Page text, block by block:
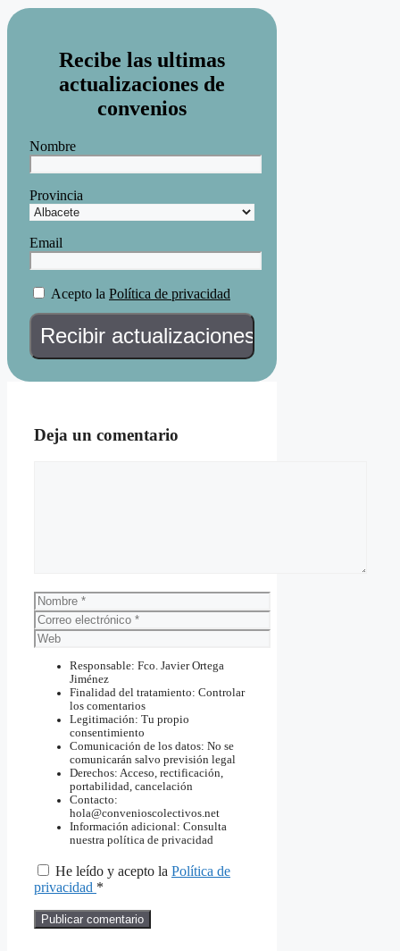
Recibe las ultimas
actualizaciones de
convenios
Nombre
Provincia
Email
Acepto la Política de privacidad
Deja un comentario
Nombre
Correo
electrónico
Web
Responsable: Fco. Javier Ortega
Jiménez
Finalidad del tratamiento: Controlar
los comentarios
Legitimación: Tu propio
consentimiento
Comunicación de los datos: No se
comunicarán salvo previsión legal
Derechos: Acceso, rectificación,
portabilidad, cancelación
Contacto:
hola@convenioscolectivos.net
Información adicional: Consulta
nuestra política de privacidad
He leído y acepto la Política de
privacidad *